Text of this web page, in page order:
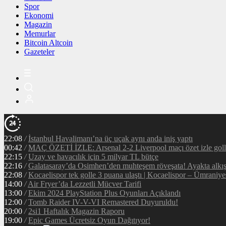
Spor
Ekonomi
Magazin
Memurlar
Bitcoin Altcoin
Gazeteler
22:08 / İstanbul Havalimanı’na üç uçak aynı anda iniş yaptı
00:42 / MAÇ ÖZETİ İZLE: Arsenal 2-2 Liverpool maçı özet izle
22:15 / Uzay ve havacılık için 5 milyar TL bütçe
22:16 / Galatasaray’da Osimhen’den muhteşem röveşata! Ayakta
22:08 / Kocaelispor tek golle 3 puana ulaştı | Kocaelispor –
14:00 / Air Fryer’da Lezzetli Mücver Tarifi
13:00 / Ekim 2024 PlayStation Plus Oyunları Açıklandı
12:00 / Tomb Raider IV-V-VI Remastered Duyuruldu!
20:00 / 2si1 Haftalık Magazin Raporu
19:00 / Epic Games Ücretsiz Oyun Dağıtıyor!